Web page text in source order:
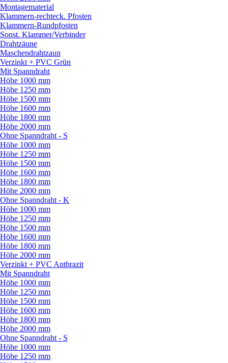
Montagematerial
Klammern-rechteck. Pfosten
Klammern-Rundpfosten
Sonst. Klammer/Verbinder
Drahtzäune
Maschendrahtzaun
Verzinkt + PVC Grün
Mit Spanndraht
Höhe 1000 mm
Höhe 1250 mm
Höhe 1500 mm
Höhe 1600 mm
Höhe 1800 mm
Höhe 2000 mm
Ohne Spanndraht - S
Höhe 1000 mm
Höhe 1250 mm
Höhe 1500 mm
Höhe 1600 mm
Höhe 1800 mm
Höhe 2000 mm
Ohne Spanndraht - K
Höhe 1000 mm
Höhe 1250 mm
Höhe 1500 mm
Höhe 1600 mm
Höhe 1800 mm
Höhe 2000 mm
Verzinkt + PVC Anthrazit
Mit Spanndraht
Höhe 1000 mm
Höhe 1250 mm
Höhe 1500 mm
Höhe 1600 mm
Höhe 1800 mm
Höhe 2000 mm
Ohne Spanndraht - S
Höhe 1000 mm
Höhe 1250 mm